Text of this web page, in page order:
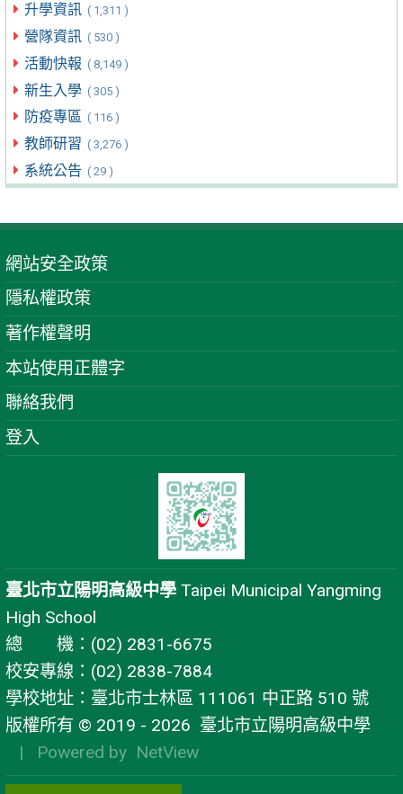
升學資訊 ( 1,311 )
營隊資訊 ( 530 )
活動快報 ( 8,149 )
新生入學 ( 305 )
防疫專區 ( 116 )
教師研習 ( 3,276 )
系統公告 ( 29 )
網站安全政策
隱私權政策
著作權聲明
本站使用正體字
聯絡我們
登入
臺北市立陽明高級中學 Taipei Municipal Yangming
High School
總 機：(02) 2831-6675
校安專線：(02) 2838-7884
學校地址：臺北市士林區 111061 中正路 510 號
版權所有 © 2019 - 2026 臺北市立陽明高級中學
| Powered by NetView